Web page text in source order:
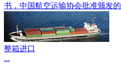
书，中国航空运输协会批准颁发
整箱进口
...